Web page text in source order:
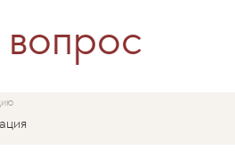
вопрос